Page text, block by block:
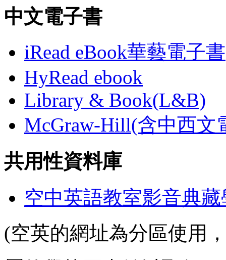
中文電子書
iRead eBook華藝電子書
HyRead ebook
Library & Book(L&B)
McGraw-Hill(含中西文
共用性資料庫
空中英語教室影音典
(空英的網址為分區使用